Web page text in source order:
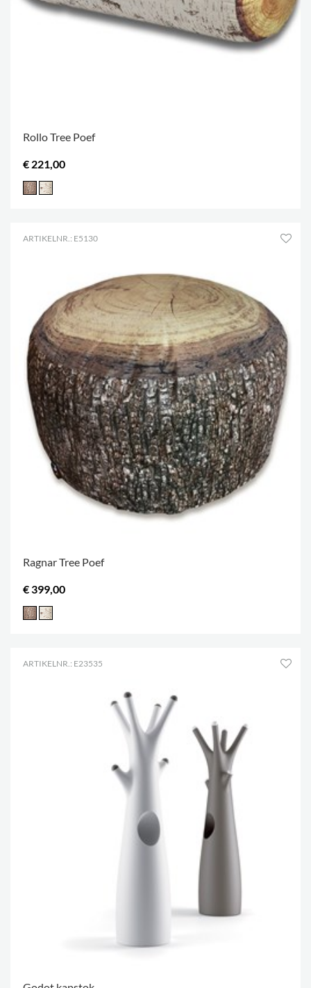
Rollo Tree Poef
€ 221,00
ARTIKELNR.: E5130
Ragnar Tree Poef
€ 399,00
ARTIKELNR.: E23535